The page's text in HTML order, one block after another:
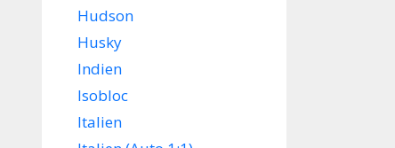
Hudson
Husky
Indien
Isobloc
Italien